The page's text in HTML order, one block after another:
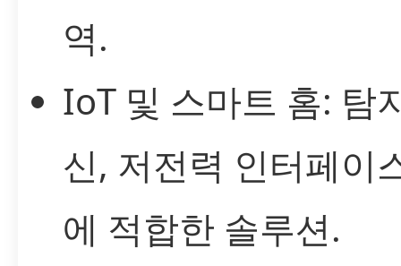
역.
IoT 및 스마트 홈: 탐
신, 저전력 인터페이
에 적합한 솔루션.